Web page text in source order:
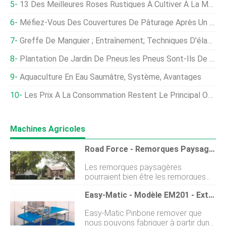
13 Des Meilleures Roses Rustiques À Cultiver À La Maison
Méfiez-Vous Des Couvertures De Pâturage Après Un Gel
Greffe De Manguier ; Entraînement; Techniques D'élagage
Plantation De Jardin De Pneus:les Pneus Sont-Ils De Bons Planteurs Pour Les Comestibles
Aquaculture En Eau Saumâtre, Système, Avantages
Les Prix À La Consommation Restent Le Principal Obstacle À La Transition Vers Une Agriculture Durable
Machines Agricoles
Road Force - Remorques Paysagères
Les remorques paysagères
pourraient bien être les remorques
les plus actives sur la route
aujourdhui. Ils doivent être construits
quune équipe de travail peut infliger.
Easy-Matic - Modèle EM201 - Extracteur D'os D'épine
Easy-Matic Pinbone remover que
nous pouvons fabriquer à partir dune